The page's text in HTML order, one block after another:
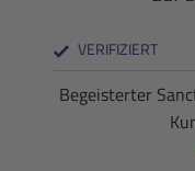
VERIFIZIERT
Begeisterter